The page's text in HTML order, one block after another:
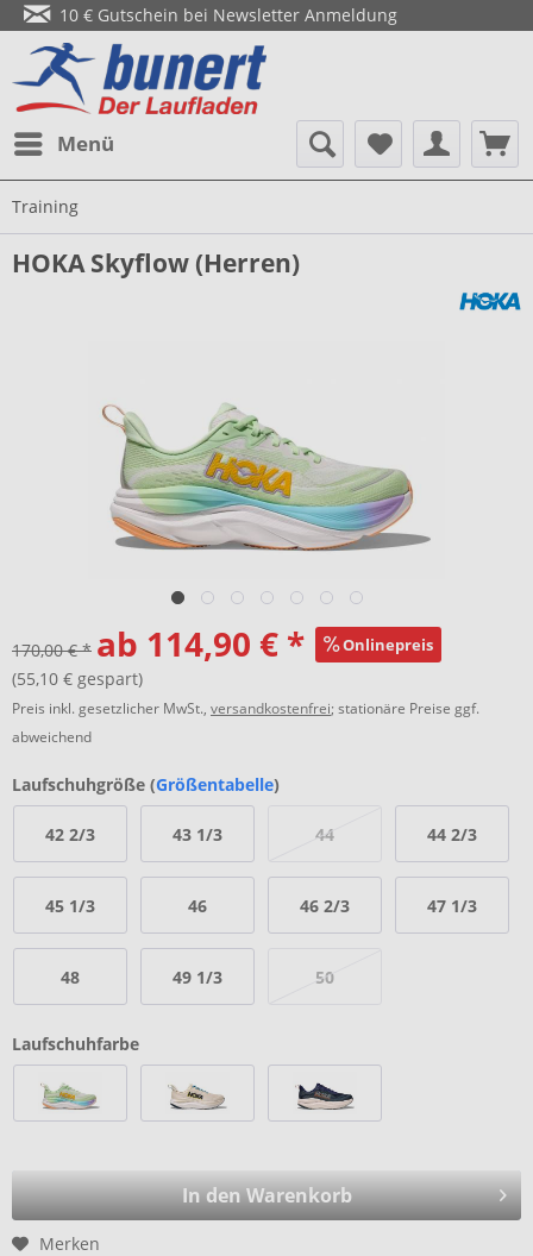
10 € Gutschein bei Newsletter Anmeldung
Menü
Training
HOKA Skyflow (Herren)
170,00 € * ab 114,90 € * Onlinepreis
(55,10 € gespart)
Preis inkl. gesetzlicher MwSt., versandkostenfrei; stationäre Preise ggf.
abweichend
Laufschuhgröße (Größentabelle)
42 2/3 43 1/3 44 44 2/3
45 1/3 46 46 2/3 47 1/3
48 49 1/3 50
Laufschuhfarbe
In den Warenkorb
Merken